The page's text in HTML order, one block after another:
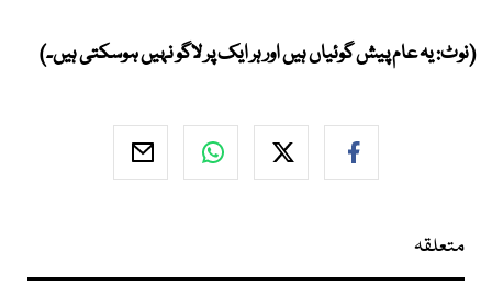
(نوٹ: یہ عام پیش گوئیاں ہیں اور ہر ایک پر لاگو نہیں ہوسکتی ہیں۔)
متعلقہ